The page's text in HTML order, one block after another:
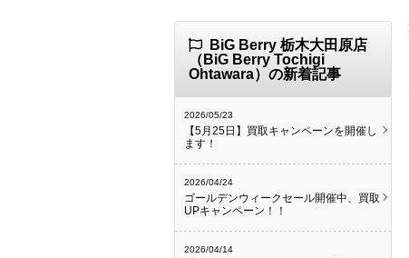
BiG Berry 栃木大田原店
（BiG Berry Tochigi
Ohtawara）の新着記事
2026/05/23
【5月25日】買取キャンペーンを開催し
ます！
2026/04/24
ゴールデンウィークセール開催中、買取
UPキャンペーン！！
2026/04/14